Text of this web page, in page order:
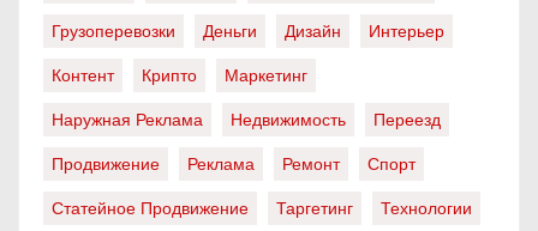
Грузоперевозки
Деньги Дизайн
Интерьер
Контент
Крипто
Маркетинг
Наружная Реклама
Недвижимость
Переезд
Продвижение
Реклама Ремонт
Спорт
Статейное Продвижение
Таргетинг Технологии